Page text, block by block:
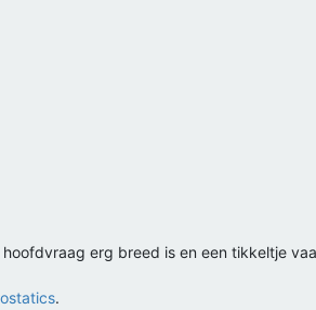
erg breed is en een tikkeltje
.